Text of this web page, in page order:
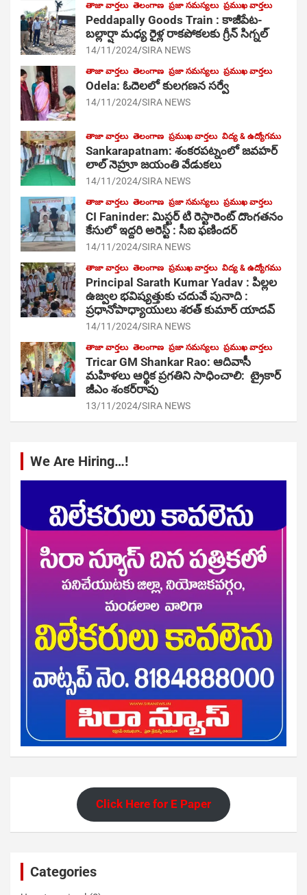
తాజా వార్తలు తెలంగాణ ప్రజా సమస్యలు ప్రముఖ వార్తలు
Peddapally Goods Train : కాజీపేట-
బల్లార్షా మధ్య రైళ్ల రాకపోకలకు గ్రీన్ సిగ్నల్
14/11/2024 SIRA NEWS
తాజా వార్తలు తెలంగాణ ప్రజా సమస్యలు ప్రముఖ వార్తలు
Odela: ఓదెలలో కులగణన సర్వే
14/11/2024 SIRA NEWS
తాజా వార్తలు తెలంగాణ ప్రముఖ వార్తలు విద్య & ఉద్యోగము
Sankarapatnam: శంకరపట్నంలో జవహర్
లాల్ నెహ్రూ జయంతి వేడుకలు
14/11/2024 SIRA NEWS
తాజా వార్తలు తెలంగాణ ప్రజా సమస్యలు ప్రముఖ వార్తలు
CI Faninder: మిస్టర్ టి రెస్టారెంట్ దొంగతనం
కేసులో ఇద్దరి అరెస్ట్ : సీఐ ఫణిందర్
14/11/2024 SIRA NEWS
తాజా వార్తలు తెలంగాణ ప్రముఖ వార్తలు విద్య & ఉద్యోగము
Principal Sarath Kumar Yadav : పిల్లల
ఉజ్వల భవిష్యత్తుకు చదువే పునాది :
ప్రధానోపాధ్యాయులు శరత్ కుమార్ యాదవ్
14/11/2024 SIRA NEWS
తాజా వార్తలు తెలంగాణ ప్రజా సమస్యలు ప్రముఖ వార్తలు
Tricar GM Shankar Rao: ఆదివాసీ
మహిళలు ఆర్థిక ప్రగతిని సాధించాలి: ట్రైకార్
జీఎం శంకర్‌రావు
13/11/2024 SIRA NEWS
We Are Hiring…!
Click Here for E Paper
Categories